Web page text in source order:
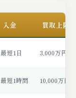
入金 買取上限
最短1日 3,000万円
最短1時間 10,000万円